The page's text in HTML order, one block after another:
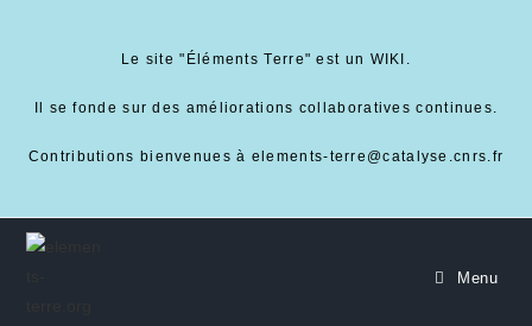
Le site "Éléments Terre" est un WIKI.
Il se fonde sur des améliorations collaboratives continues.
Contributions bienvenues à elements-terre@catalyse.cnrs.fr
Menu